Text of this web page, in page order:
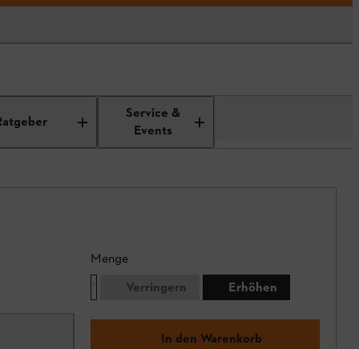
Service &
Events
Menge
Verringern
Erhöhen
In den Warenkorb